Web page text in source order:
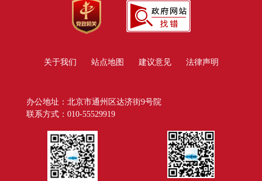
关于我们 站点地图 建议意见 法律声明
办公地址：北京市通州区达济街9号院
联系方式：010-55529919